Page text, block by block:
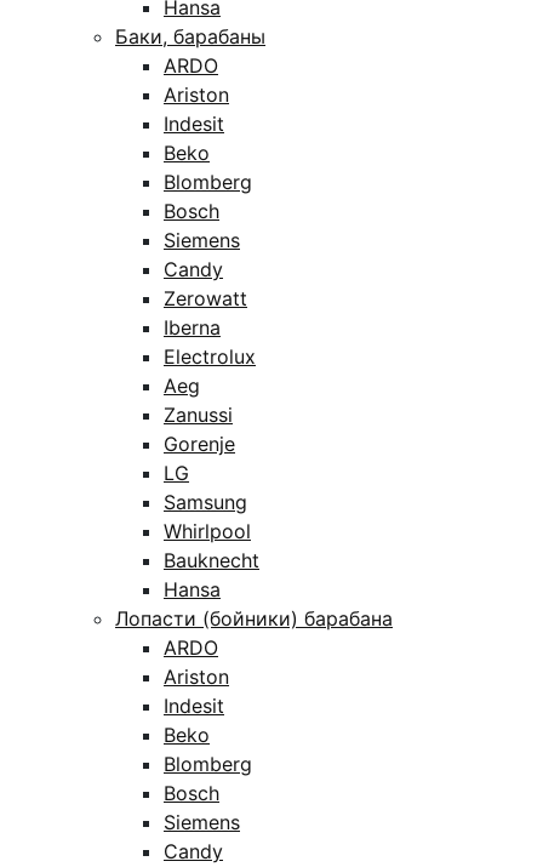
Hansa
Баки, барабаны
ARDO
Ariston
Indesit
Beko
Blomberg
Bosch
Siemens
Candy
Zerowatt
Iberna
Electrolux
Aeg
Zanussi
Gorenje
LG
Samsung
Whirlpool
Bauknecht
Hansa
Лопасти (бойники) барабана
ARDO
Ariston
Indesit
Beko
Blomberg
Bosch
Siemens
Candy